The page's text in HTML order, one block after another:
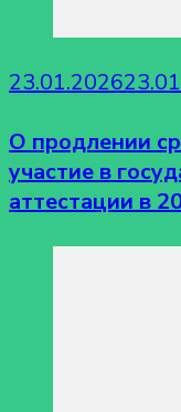
23.01.2026
О продлении
участие в
аттестации в